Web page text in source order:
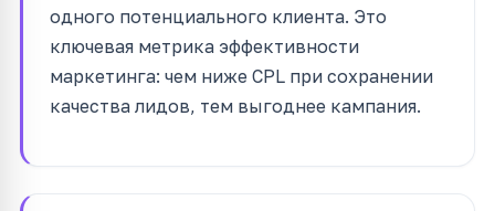
одного потенциального клиента. Это
ключевая метрика эффективности
маркетинга: чем ниже CPL при сохранении
качества лидов, тем выгоднее кампания.